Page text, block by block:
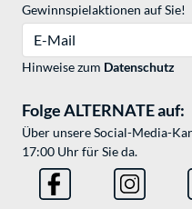
Gewinnspielaktionen auf Sie!
Hinweise zum Datenschutz
Folge ALTERNATE auf:
Über unsere Social-Media-
17:00 Uhr für Sie da.